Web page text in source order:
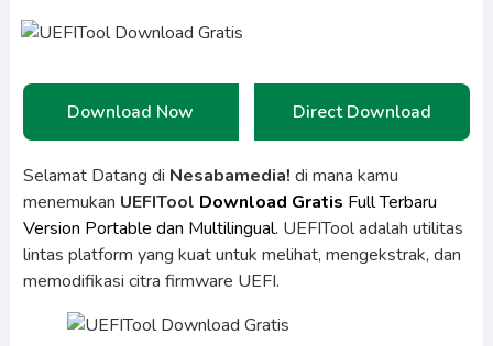
Download Now Direct Download
Selamat Datang di Nesabamedia! di mana kamu
menemukan UEFITool Download Gratis Full Terbaru
Version Portable dan Multilingual. UEFITool adalah utilitas
lintas platform yang kuat untuk melihat, mengekstrak, dan
memodifikasi citra firmware UEFI.